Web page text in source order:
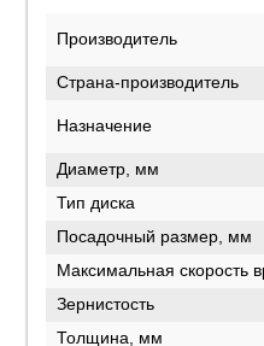
Производитель
Страна-производитель
Назначение
Диаметр, мм
Тип диска
Посадочный размер, мм
Максимальная скорость
Зернистость
Толщина, мм